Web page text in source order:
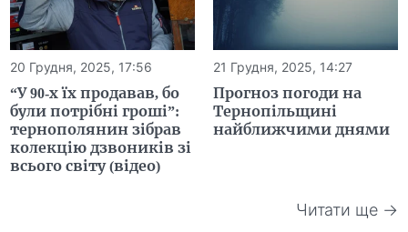
20 Грудня, 2025, 17:56
“У 90-х їх продавав, бо
були потрібні гроші”:
тернополянин зібрав
колекцію дзвоників зі
всього світу (відео)
21 Грудня, 2025, 14:27
Прогноз погоди на
Тернопільщині
найближчими днями
Читати ще →